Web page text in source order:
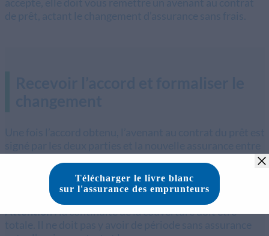
pouvez alors résilier votre ancien contrat en présentant
l'accord de la banque et en indiquant la date d'effet à
partir de laquelle le nouveau contrat s'applique.
Attention :la continuité de la couverture doit être